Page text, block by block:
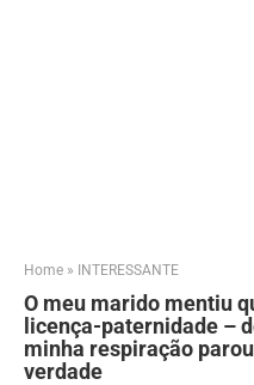
Home » INTERESSANTE
O meu marido mentiu
licença-paternidade –
minha respiração
verdade